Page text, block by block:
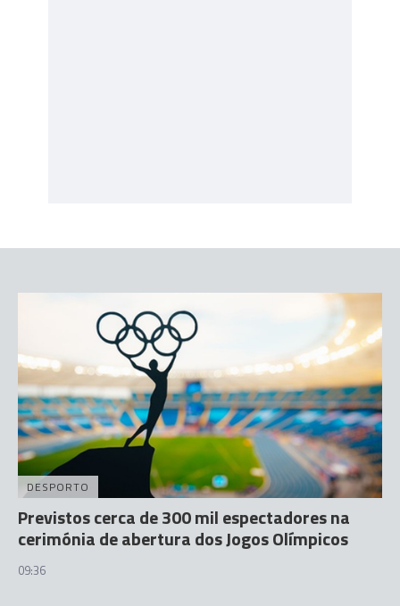
DESPORTO
Previstos cerca de 300 mil espectadores na
cerimónia de abertura dos Jogos Olímpicos
09:36